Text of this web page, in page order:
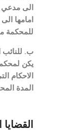
الى مدعي
امامها
للمحكمة
ب. للنائب
يكن
الاحكام
المدة
القضايا